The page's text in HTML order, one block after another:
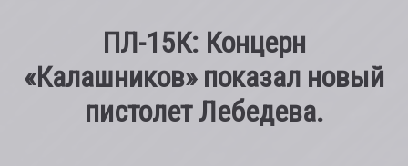
ПЛ-15К: Концерн
«Калашников» показал новый
пистолет Лебедева.